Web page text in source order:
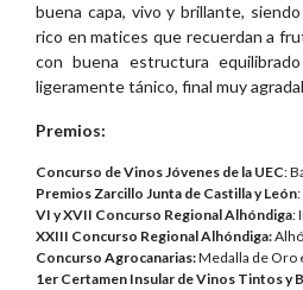
buena capa, vivo y brillante,
rico en matices que recuerdan a
con buena estructura
ligeramente tánico, final muy
Premios:
Concurso de Vinos Jóvenes de la UEC:
Premios Zarcillo Junta de Castilla y León
VI y XVII Concurso Regional Alhóndiga:
XXIII Concurso Regional Alhóndiga:
Concurso Agrocanarias:Medalla de Oro
1er Certamen Insular de Vinos Tintos y